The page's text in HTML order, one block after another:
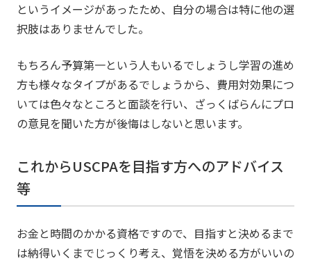
というイメージがあったため、自分の場合は特に他の選
択肢はありませんでした。
もちろん予算第一という人もいるでしょうし学習の進め
方も様々なタイプがあるでしょうから、費用対効果につ
いては色々なところと面談を行い、ざっくばらんにプロ
の意見を聞いた方が後悔はしないと思います。
これからUSCPAを目指す方へのアドバイス
等
お金と時間のかかる資格ですので、目指すと決めるまで
は納得いくまでじっくり考え、覚悟を決める方がいいの